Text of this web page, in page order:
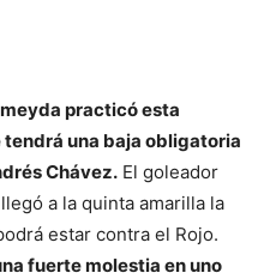
practicó esta
una baja obligatoria
Chávez. El goleador
a la quinta amarilla la
estar contra el Rojo.
fuerte molestia en uno